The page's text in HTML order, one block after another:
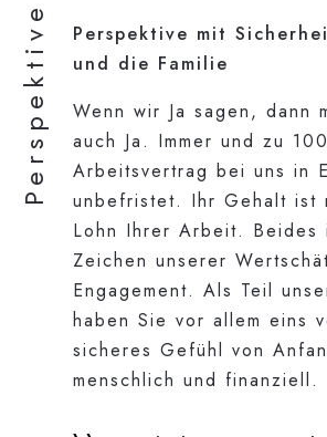
Perspektive
Perspektive mit
und die Familie
Wenn wir Ja sagen, dann
auch Ja. Immer und zu
Arbeitsvertrag bei uns in
unbefristet. Ihr Gehalt ist
Lohn Ihrer Arbeit. Beides
Zeichen unserer
Engagement. Als Teil
haben Sie vor allem eins
sicheres Gefühl von
menschlich und finanziell.